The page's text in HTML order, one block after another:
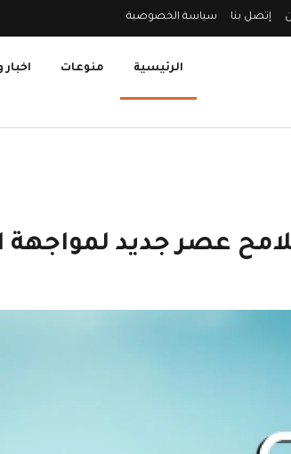
إتصل بنا سياسة الخصوصية
الرئيسية منوعات اخبار
عصر جديد لمواجهة